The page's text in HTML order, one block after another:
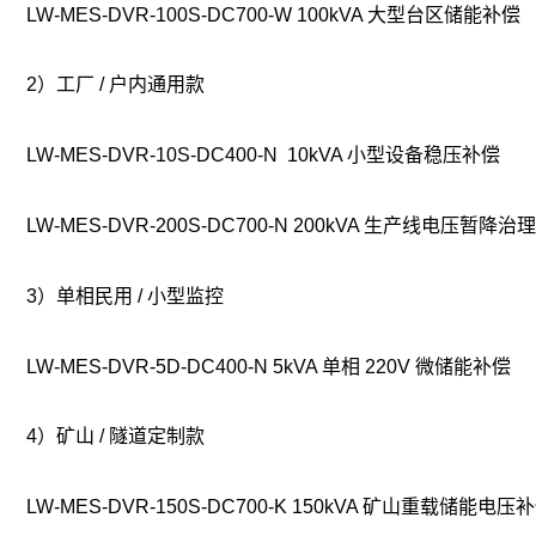
LW-MES-DVR-100S-DC700-W 100kVA 大型台区储能补偿
2）工厂 / 户内通用款
LW-MES-DVR-10S-DC400-N 10kVA 小型设备稳压补偿
LW-MES-DVR-200S-DC700-N 200kVA 生产线电压暂降治理
3）单相民用 / 小型监控
LW-MES-DVR-5D-DC400-N 5kVA 单相 220V 微储能补偿
4）矿山 / 隧道定制款
LW-MES-DVR-150S-DC700-K 150kVA 矿山重载储能电压